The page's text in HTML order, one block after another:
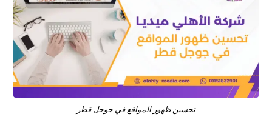
تحسين ظهور المواقع في جوجل قطر